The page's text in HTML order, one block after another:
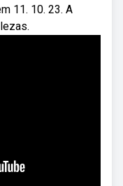
11. 10. 23. A